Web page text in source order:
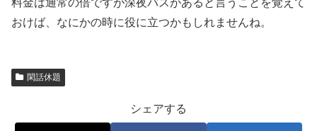
おけば、なにかの時に役に立つかもしれませんね。
閑話休題
シェアする